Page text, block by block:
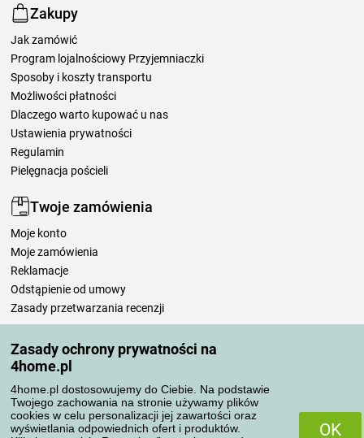
Zasady ochrony prywatności na
4home.pl
4home.pl dostosowujemy do Ciebie. Na podstawie
Twojego zachowania na stronie używamy plików
cookies w celu personalizacji jej zawartości oraz
wyświetlania odpowiednich ofert i produktów.
OK
Zakupy
Jak zamówić
Program lojalnościowy Przyjemniaczki
Sposoby i koszty transportu
Możliwości płatności
Dlaczego warto kupować u nas
Ustawienia prywatności
Regulamin
Pielęgnacja pościeli
Twoje zamówienia
Moje konto
Moje zamówienia
Reklamacje
Odstąpienie od umowy
Zasady przetwarzania recenzji
Sposoby transportu
Metody płatności